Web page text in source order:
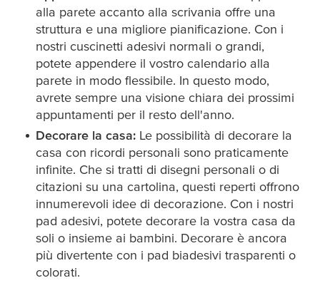
alla parete accanto alla scrivania offre una
struttura e una migliore pianificazione. Con i
nostri cuscinetti adesivi normali o grandi,
potete appendere il vostro calendario alla
parete in modo flessibile. In questo modo,
avrete sempre una visione chiara dei prossimi
appuntamenti per il resto dell'anno.
Decorare la casa: Le possibilità di decorare la
casa con ricordi personali sono praticamente
infinite. Che si tratti di disegni personali o di
citazioni su una cartolina, questi reperti offrono
innumerevoli idee di decorazione. Con i nostri
pad adesivi, potete decorare la vostra casa da
soli o insieme ai bambini. Decorare è ancora
più divertente con i pad biadesivi trasparenti o
colorati.